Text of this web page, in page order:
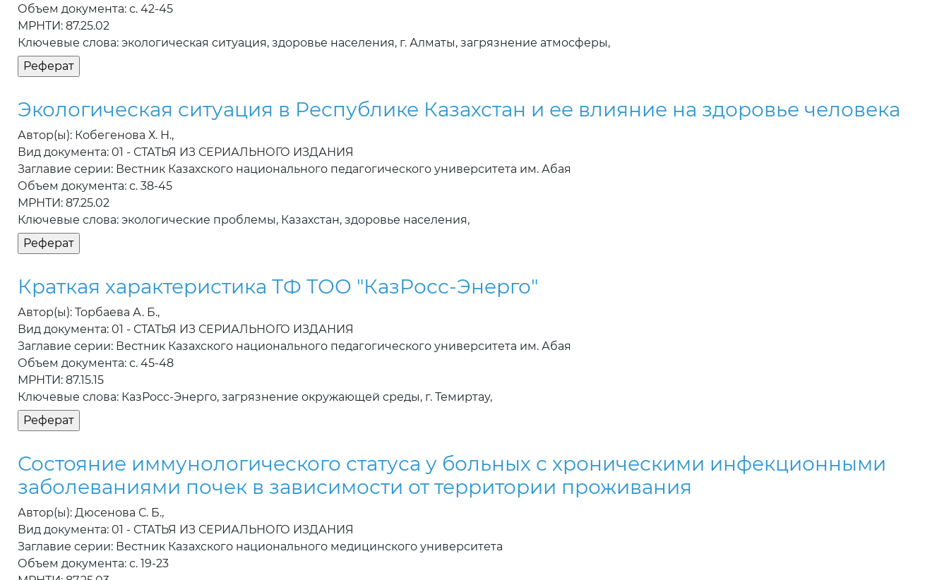
Объем документа: с. 42-45
МРНТИ: 87.25.02
Ключевые слова: экологическая ситуация, здоровье населения, г. Алматы, загрязнение атмосферы,
Экологическая ситуация в Республике Казахстан и ее влияние на здоровье человека
Автор(ы): Кобегенова Х. Н.,
Вид документа: 01 - СТАТЬЯ ИЗ СЕРИАЛЬНОГО ИЗДАНИЯ
Заглавие серии: Вестник Казахского национального педагогического университета им. Абая
Объем документа: с. 38-45
МРНТИ: 87.25.02
Ключевые слова: экологические проблемы, Казахстан, здоровье населения,
Краткая характеристика ТФ ТОО "КазРосс-Энерго"
Автор(ы): Торбаева А. Б.,
Вид документа: 01 - СТАТЬЯ ИЗ СЕРИАЛЬНОГО ИЗДАНИЯ
Заглавие серии: Вестник Казахского национального педагогического университета им. Абая
Объем документа: с. 45-48
МРНТИ: 87.15.15
Ключевые слова: КазРосс-Энерго, загрязнение окружающей среды, г. Темиртау,
Состояние иммунологического статуса у больных с хроническими инфекционными
заболеваниями почек в зависимости от территории проживания
Автор(ы): Дюсенова С. Б.,
Вид документа: 01 - СТАТЬЯ ИЗ СЕРИАЛЬНОГО ИЗДАНИЯ
Заглавие серии: Вестник Казахского национального медицинского университета
Объем документа: с. 19-23